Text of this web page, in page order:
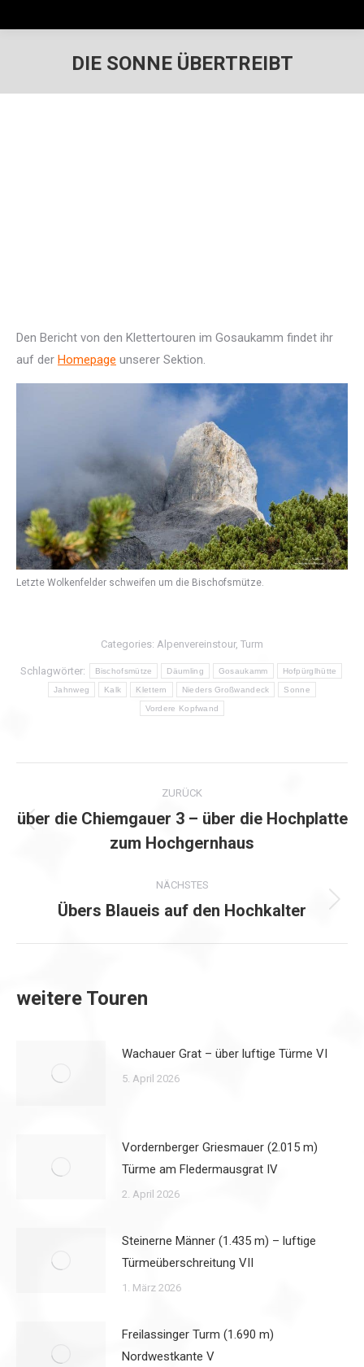
DIE SONNE ÜBERTREIBT
Den Bericht von den Klettertouren im Gosaukamm findet ihr
auf der Homepage unserer Sektion.
Letzte Wolkenfelder schweifen um die Bischofsmütze.
Categories: Alpenvereinstour, Turm
Schlagwörter: Bischofsmütze Däumling Gosaukamm Hofpürglhütte
Jahnweg Kalk Klettern Nieders Großwandeck Sonne
Vordere Kopfwand
Kommentarnavigation
ZURÜCK
Vorheriger
Beitrag:
über die Chiemgauer 3 – über die Hochplatte
zum Hochgernhaus
NÄCHSTES
Nächster
Übers Blaueis auf den Hochkalter
weitere Touren
Wachauer Grat – über luftige Türme VI
5. April 2026
Vordernberger Griesmauer (2.015 m)
Türme am Fledermausgrat IV
2. April 2026
Steinerne Männer (1.435 m) – luftige
Türmeüberschreitung VII
1. März 2026
Freilassinger Turm (1.690 m)
Nordwestkante V